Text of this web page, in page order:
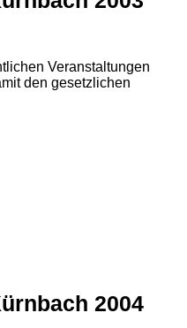
Veranstaltungen
den gesetzlichen
2004